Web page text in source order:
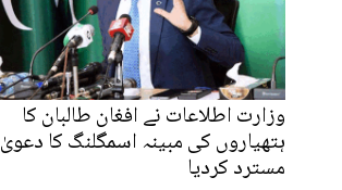
وزارت اطلاعات نے افغان طالبان کا
ہتھیاروں کی مبینہ اسمگلنگ کا دعویٰ
مسترد کردیا